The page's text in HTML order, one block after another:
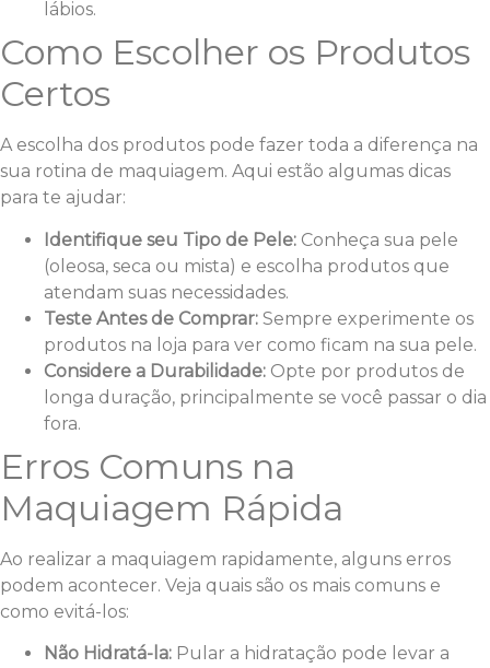
lábios.
Como Escolher os Produtos
Certos
A escolha dos produtos pode fazer toda a diferença na
sua rotina de maquiagem. Aqui estão algumas dicas
para te ajudar:
Identifique seu Tipo de Pele: Conheça sua pele
(oleosa, seca ou mista) e escolha produtos que
atendam suas necessidades.
Teste Antes de Comprar: Sempre experimente os
produtos na loja para ver como ficam na sua pele.
Considere a Durabilidade: Opte por produtos de
longa duração, principalmente se você passar o dia
fora.
Erros Comuns na
Maquiagem Rápida
Ao realizar a maquiagem rapidamente, alguns erros
podem acontecer. Veja quais são os mais comuns e
como evitá-los:
Não Hidratá-la: Pular a hidratação pode levar a